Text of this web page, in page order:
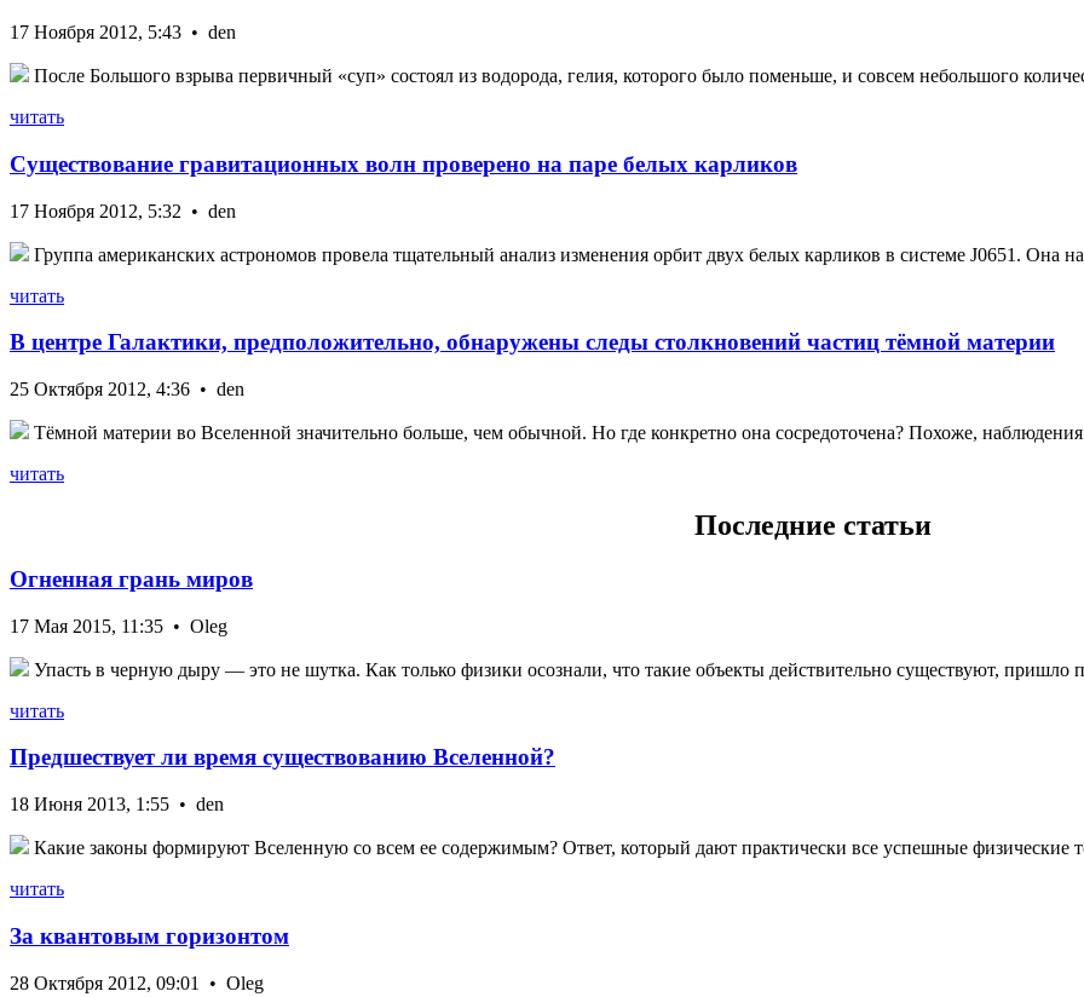
17 Ноября 2012, 5:43 • den
После Большого взрыва первичный «суп» состоял из водорода, гелия, которого было поменьше, и совсем небольшого
читать
Существование гравитационных волн проверено на паре белых карликов
17 Ноября 2012, 5:32 • den
Группа американских астрономов провела тщательный анализ изменения орбит двух белых карликов в системе J0651. Она
читать
В центре Галактики, предположительно, обнаружены следы столкновений частиц тёмной материи
25 Октября 2012, 4:36 • den
Тёмной материи во Вселенной значительно больше, чем обычной. Но где конкретно она сосредоточена? Похоже,
читать
Последние статьи
Огненная грань миров
17 Мая 2015, 11:35 • Oleg
Упасть в черную дыру — это не шутка. Как только физики осознали, что такие объекты действительно существуют, пришло
читать
Предшествует ли время существованию Вселенной?
18 Июня 2013, 1:55 • den
Какие законы формируют Вселенную со всем ее содержимым? Ответ, который дают практически все успешные физические
читать
За квантовым горизонтом
28 Октября 2012, 09:01 • Oleg